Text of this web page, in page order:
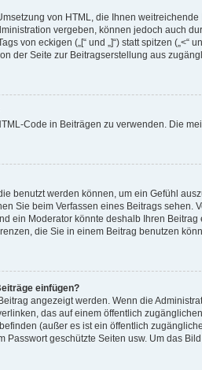
von HTML, die Ihnen
vergeben, können jedoch auch
von eckigen („[“ und „]“) statt spitzen
der Seite zur Beitragserstellung aus
Code in Beiträgen zu verwenden. Die
benutzt werden können, um ein Gefühl
Sie beim Verfassen eines Beitrags
ein Moderator könnte deshalb Ihren
die Sie in einem Beitrag benutzen
einfügen?
angezeigt werden. Wenn die
das auf einem öffentlich
(außer es ist ein öffentlich
Passwort geschützte Seiten usw. Um das